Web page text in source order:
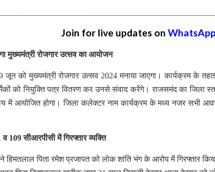
Join for live updates on WhatsApp
मुख्यमंत्री रोजगार उत्सव का आयोजन
जून को मुख्यमंत्री रोजगार उत्सव 2024 मनाया जाएगा। कार्यक्रम के
को नियुक्ति पत्र वितरण कर उनसे संवाद करेंगे। राजसमंद का जिला
में आयोजित होगा। जिला कलेक्टर नाम कार्यक्रम के मध्य नजर सभी
109 सीआरपीसी में गिरफ्तार व्यक्ति
ने हिमतलाल पिता रमेश प्रजापत को लोक शांति भंग के आरोप में गिरफ्तार